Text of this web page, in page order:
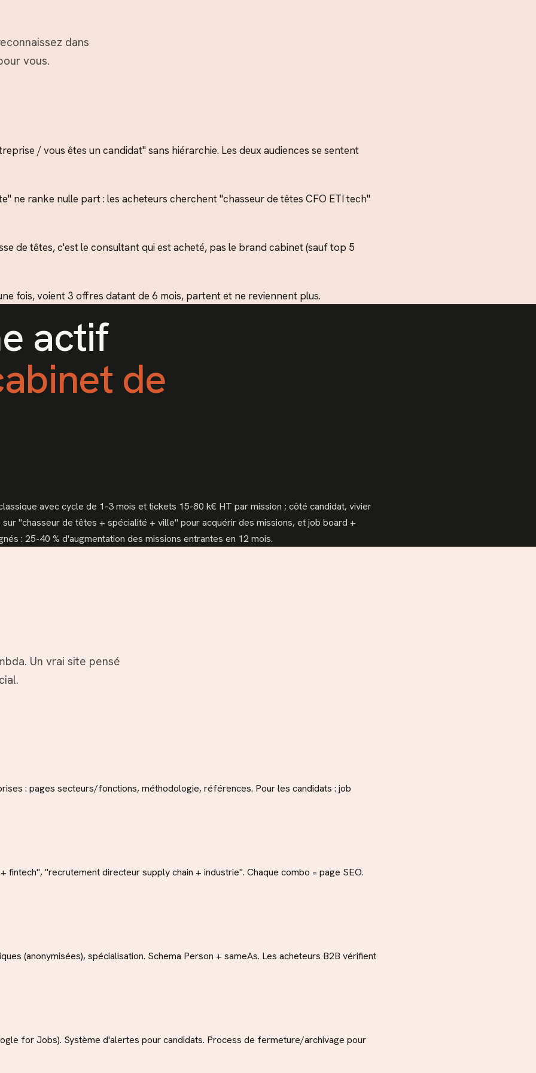
dans
vous.
/ vous êtes un candidat" sans hiérarchie. Les deux audiences se sentent
ne ranke nulle part : les acheteurs cherchent "chasseur de têtes CFO ETI tech"
de têtes, c'est le consultant qui est acheté, pas le brand cabinet (sauf top 5
fois, voient 3 offres datant de 6 mois, partent et ne reviennent plus.
actif
de
avec cycle de 1-3 mois et tickets 15-80 k€ HT par mission ; côté candidat, vivier
"chasseur de têtes + spécialité + ville" pour acquérir des missions, et job board +
: 25-40 % d'augmentation des missions entrantes en 12 mois.
Un vrai site pensé
: pages secteurs/fonctions, méthodologie, références. Pour les candidats : job
"recrutement directeur supply chain + industrie". Chaque combo = page SEO.
(anonymisées), spécialisation. Schema Person + sameAs. Les acheteurs B2B vérifient
for Jobs). Système d'alertes pour candidats. Process de fermeture/archivage pour